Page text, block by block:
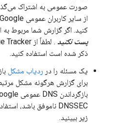
صورت عمومی به اشتراک
کنید. اگر گزارش شما مربوط
پست نکنید
ذکر شده است استفاده کنید.
یک مسئله را در ردیاب مشکل
برای گزارش هرگونه مشکل مرتبط
DNSSEC ناموفق باشد، استفاده کنید. بخش
زیر ببینید.